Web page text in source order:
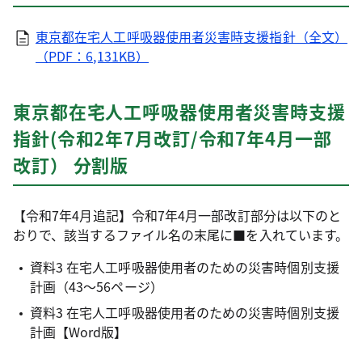
東京都在宅人工呼吸器使用者災害時支援指針（全文）
（PDF：6,131KB）
東京都在宅人工呼吸器使用者災害時支援
指針(令和2年7月改訂/令和7年4月一部
改訂） 分割版
【令和7年4月追記】令和7年4月一部改訂部分は以下のと
おりで、該当するファイル名の末尾に■を入れています。
資料3 在宅人工呼吸器使用者のための災害時個別支援
計画（43～56ページ）
資料3 在宅人工呼吸器使用者のための災害時個別支援
計画【Word版】